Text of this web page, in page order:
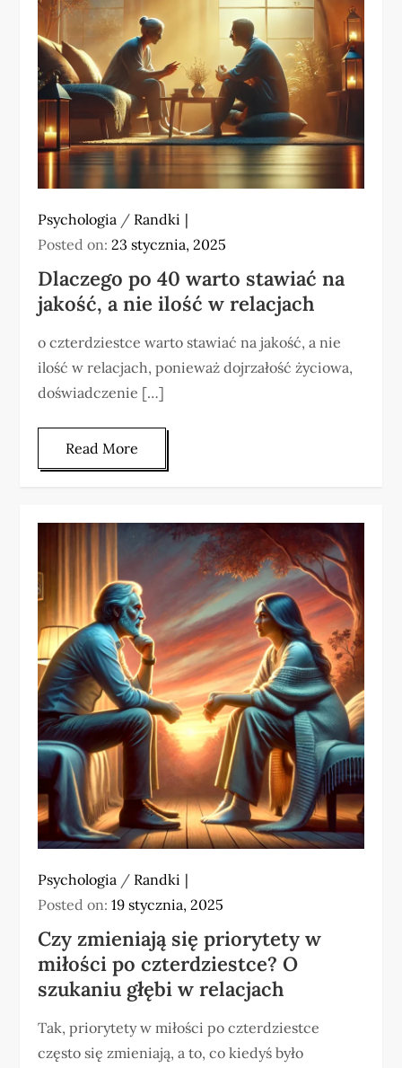
Psychologia / Randki
Posted on:23 stycznia, 2025
Dlaczego po 40 warto stawiać na
jakość, a nie ilość w relacjach
o czterdziestce warto stawiać na jakość, a nie
ilość w relacjach, ponieważ dojrzałość życiowa,
doświadczenie […]
Read More
Psychologia / Randki
Posted on:19 stycznia, 2025
Czy zmieniają się priorytety w
miłości po czterdziestce? O
szukaniu głębi w relacjach
Tak, priorytety w miłości po czterdziestce
często się zmieniają, a to, co kiedyś było